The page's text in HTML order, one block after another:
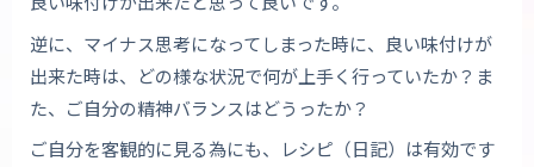
逆に、マイナス思考になってしまった時に、良い味付けが
出来た時は、どの様な状況で何が上手く行っていたか？ま
た、ご自分の精神バランスはどうったか？
ご自分を客観的に見る為にも、レシピ（日記）は有効です